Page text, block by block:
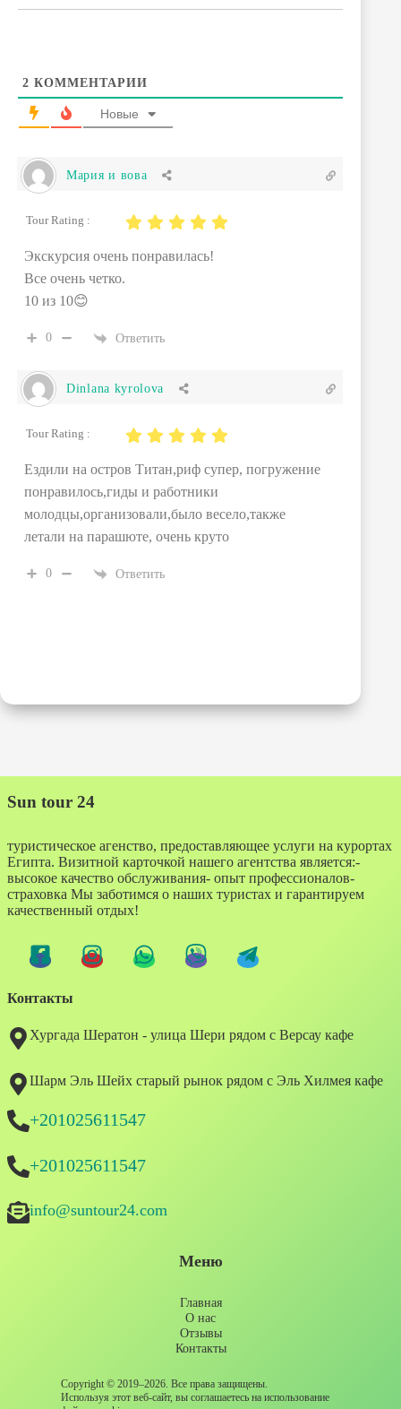
2 КОММЕНТАРИИ
Новые
Мария и вова
Tour Rating :
Экскурсия очень понравилась!
Все очень четко.
10 из 10😊
0 Ответить
Dinlana kyrolova
Tour Rating :
Ездили на остров Титан,риф супер, погружение
понравилось,гиды и работники
молодцы,организовали,было весело,также
летали на парашюте, очень круто
0 Ответить
Sun tour 24
туристическое агенство, предоставляющее услуги на курортах
Египта. Визитной карточкой нашего агентства является:-
высокое качество обслуживания- опыт профессионалов-
страховка Мы заботимся о наших туристах и гарантируем
качественный отдых!
Контакты
Хургада Шератон - улица Шери рядом с Версау кафе
Шарм Эль Шейх старый рынок рядом с Эль Хилмея кафе
+201025611547
+201025611547
info@suntour24.com
Меню
Главная
О нас
Отзывы
Контакты
Copyright © 2019–2026. Все права защищены.
Используя этот веб-сайт, вы соглашаетесь на использование